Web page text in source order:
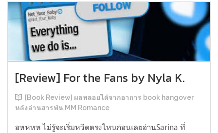
[Review] For the Fans by Nyla K.
[Book Review] ผลพลอยได้จากอาการ book hangover
หลังอ่านสารพัน MM Romance
อหหหห ไม่รู้จะเริ่มหวีดตรงไหนก่อนเลยอ่านSarina ที่